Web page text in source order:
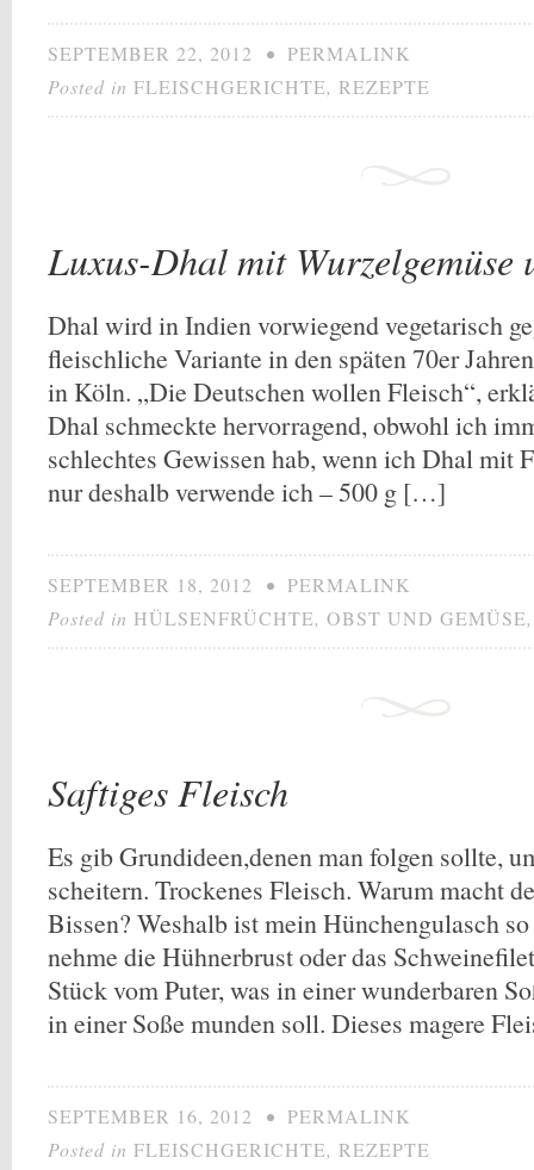
SEPTEMBER 22, 2012 • PERMALINK
Posted in FLEISCHGERICHTE, REZEPTE
Luxus-Dhal mit Wurzelgemüse
Dhal wird in Indien vorwiegend vegetarisch
fleischliche Variante in den späten 70er
in Köln. „Die Deutschen wollen Fleisch“,
Dhal schmeckte hervorragend, obwohl ich
schlechtes Gewissen hab, wenn ich Dhal mit
nur deshalb verwende ich – 500 g […]
SEPTEMBER 18, 2012 • PERMALINK
Posted in HÜLSENFRÜCHTE, OBST UND GEMÜSE
Saftiges Fleisch
Es gib Grundideen,denen man folgen sollte,
scheitern. Trockenes Fleisch. Warum macht
Bissen? Weshalb ist mein Hünchengulasch
nehme die Hühnerbrust oder das
Stück vom Puter, was in einer wunderbaren
in einer Soße munden soll. Dieses magere
SEPTEMBER 16, 2012 • PERMALINK
Posted in FLEISCHGERICHTE, REZEPTE